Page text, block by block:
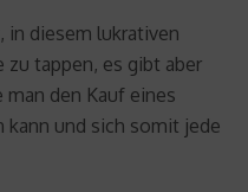
in diesem lukrativen
zu tappen, es gibt aber
man den Kauf eines
kann und sich somit jede